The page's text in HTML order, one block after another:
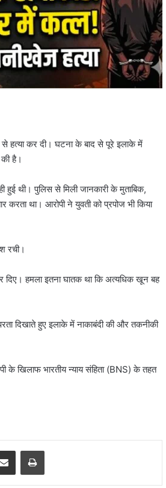
हत्या कर दी। घटना के बाद से पूरे इलाके में
है।
हुई थी। पुलिस से मिली जानकारी के मुताबिक,
था। आरोपी ने युवती को प्रपोज भी किया
रची।
दिए। हमला इतना घातक था कि अत्यधिक खून बह
दिखाते हुए इलाके में नाकाबंदी की और तकनीकी
के खिलाफ भारतीय न्याय संहिता (BNS) के तहत